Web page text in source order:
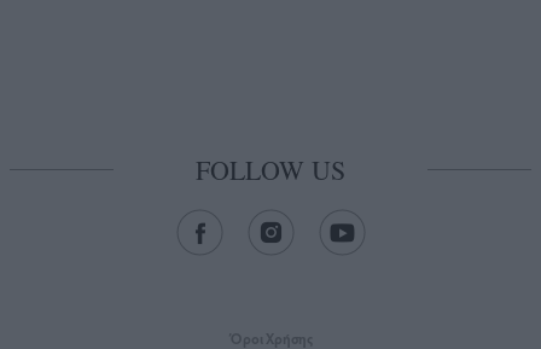
FOLLOW US
Όροι Xρήσης